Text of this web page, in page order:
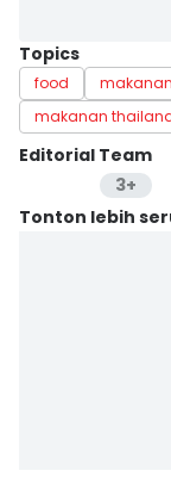
Topics
food makanan
makanan
Editorial Team
3+
Editor
Tonton lebih